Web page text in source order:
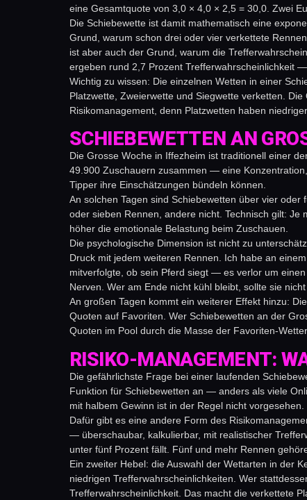
eine Gesamtquote von 3,0 × 4,0 × 2,5 = 30,0. Zwei
Die Schiebewette ist damit mathematisch eine
Grund, warum schon drei oder vier verkettete
ist aber auch der Grund, warum die
ergeben rund 2,7 Prozent Trefferwahrscheinlichkeit
Wichtig zu wissen: Die einzelnen Wetten in einer
Platzwette, Zweierwette und Siegwette verketten.
Risikomanagement, denn Platzwetten haben
SCHIEBEWETTEN AN
Die Grosse Woche in Iffezheim ist traditionell einer
49.900 Zuschauern zusammen — eine
Tipper ihre Einschätzungen bündeln können.
An solchen Tagen sind Schiebewetten über vier
oder sieben Rennen, andere nicht. Technisch gilt:
höher die emotionale Belastung beim Zuschauen.
Die psychologische Dimension ist nicht zu
Druck mit jedem weiteren Rennen. Ich habe an
mitverfolgte, ob sein Pferd siegt — es verlor um
Nerven. Wer am Ende nicht kühl bleibt, sollte sie
An großen Tagen kommt ein weiterer Effekt hinzu:
Quoten auf Favoriten. Wer Schiebewetten an der
Quoten im Pool durch die Masse der Favoriten-
RISIKO-MANAGEMENT:
Die gefährlichste Frage bei einer laufenden
Funktion für Schiebewetten an — anders als viele
mit halbem Gewinn ist in der Regel nicht vorgesehen.
Dafür gibt es eine andere Form des
— überschaubar, kalkulierbar, mit realistischer
unter fünf Prozent fällt. Fünf und mehr Rennen
Ein zweiter Hebel: die Auswahl der Wettarten in der
niedrigen Trefferwahrscheinlichkeiten. Wer
Trefferwahrscheinlichkeit. Das macht die verkettete